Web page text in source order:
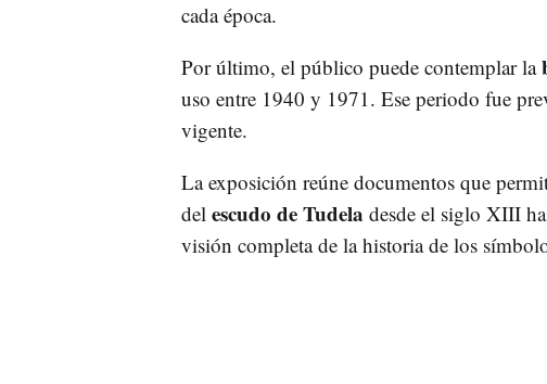
cada época.
Por último, el público puede contemplar la
uso entre 1940 y 1971. Ese periodo fue
vigente.
La exposición reúne documentos que
del escudo de Tudela desde el siglo XIII
visión completa de la historia de los